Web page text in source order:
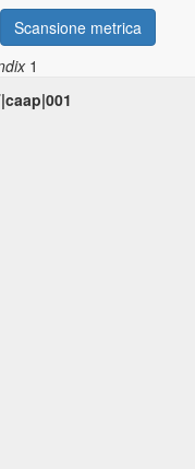
Scansione metrica
1